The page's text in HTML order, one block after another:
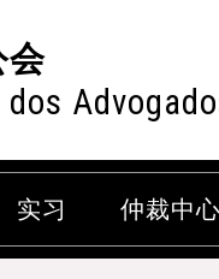
会
实习 仲裁中心